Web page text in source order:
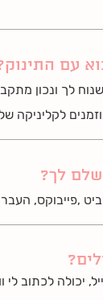
עם
לך ונכון
לקליניקה
לך?
,פייבוקס,
יכולה לכתוב